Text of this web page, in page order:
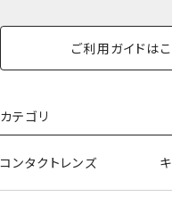
ご利用ガイドは
カテゴリ
コンタクトレンズ